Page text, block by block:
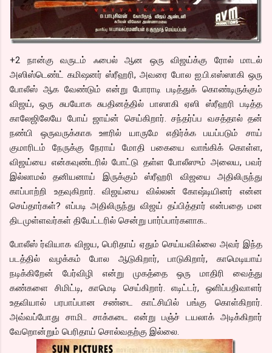
+2 நான்கு வருடம் ஃபைல் ஆன ஒரு விஜய்க்கு ரோல் மாடல்
அஸிஸ்டெண்ட் கமிஷனர் ஸ்ரீஹரி, அவரை போல ஐ.பி.எஸ்ஸாகி ஒரு
போலீஸ் ஆக வேண்டும் என்று போராடி படித்துக் கொண்டிருக்கும்
விஜய், ஒரு சுபயோக சுபதினத்தில் பாஸாகி ஏஸி ஸ்ரீஹரி படித்த
காலேஜிலேயே போய் ஜாய்ன் செய்கிறார். சந்தர்ப்ப வசத்தால் தன்
நண்பி ஒருவருக்காக ஊரில் யாருமே எதிர்க்க பயப்படும் சாய்
குமாரிடம் நேருக்கு நேராய் மோதி பகையை வாங்கிக் கொள்ள,
விஜய்யை என்கவுண்டரில் போட்டு தள்ள போலீஸும் அலைய, பவர்
இல்லாமல் தனியனாய் இருக்கும் ஸ்ரீஹரி விஜயை அதிலிருந்து
காப்பாற்றி உதவுகிறார். விஜய்யை வில்லன் கோஷ்டியினர் என்ன
செய்தார்கள்? எப்படி அதிலிருந்து விஜய் தப்பித்தார் என்பதை மன
திடமுள்ளவர்கள் தியேட்டரில் சென்று பார்ப்பார்களாக..
போலீஸ் ர்வியாக விஜய, பெரிதாய் ஏதும் செய்யவில்லை அவர் இந்த
படத்தில் வழக்கம் போல ஆடுகிறார், பாடுகிறார், காமெடியாய்
நடிக்கிறேன் பேர்விழி என்று முகத்தை ஒரு மாதிரி வைத்து
கண்களை சிமிட்டி, காமெடி செய்கிறார். எடிட்டர், ஒளிப்பதிவாளர்
உதவியால் பரபாப்பான சண்டை காட்சியில் பங்கு கொள்கிறார்.
அவ்வப்போது சாமி.. சாக்கடை என்று பஞ்ச் டயலாக் அடிக்கிறார்
வேறொன்றும் பெரிதாய் சொல்வதற்கு இல்லை.